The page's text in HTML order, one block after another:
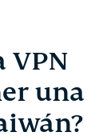
VPN
una